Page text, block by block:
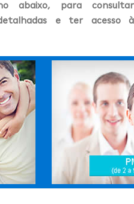
abaixo, para consultar
e ter acesso à